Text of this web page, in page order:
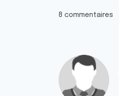
8 commentaires